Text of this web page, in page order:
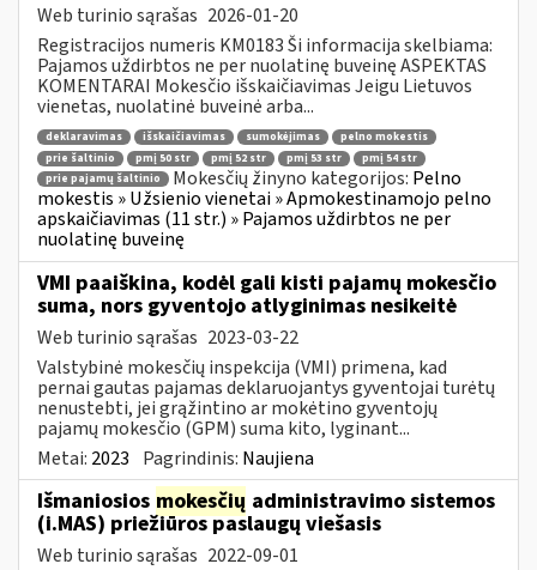
Web turinio sąrašas 2026-01-20
Registracijos numeris KM0183 Ši informacija skelbiama:
Pajamos uždirbtos ne per nuolatinę buveinę ASPEKTAS
KOMENTARAI Mokesčio išskaičiavimas Jeigu Lietuvos
vienetas, nuolatinė buveinė arba...
deklaravimas išskaičiavimas sumokėjimas
pelno mokestis
prie šaltinio
pmį 50 str pmį 52 str pmį 53 str
pmį 54 str
prie pajamų šaltinio
Mokesčių žinyno kategorijos: Pelno
mokestis » Užsienio vienetai » Apmokestinamojo pelno
apskaičiavimas (11 str.) » Pajamos uždirbtos ne per
nuolatinę buveinę
VMI paaiškina, kodėl gali kisti pajamų mokesčio
suma, nors gyventojo atlyginimas nesikeitė
Web turinio sąrašas 2023-03-22
Valstybinė mokesčių inspekcija (VMI) primena, kad
pernai gautas pajamas deklaruojantys gyventojai turėtų
nenustebti, jei grąžintino ar mokėtino gyventojų
pajamų mokesčio (GPM) suma kito, lyginant...
Metai: 2023 Pagrindinis: Naujiena
Išmaniosios mokesčių administravimo sistemos
(i.MAS) priežiūros paslaugų viešasis
Web turinio sąrašas 2022-09-01